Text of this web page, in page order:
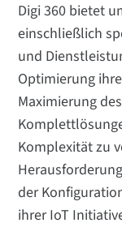
Digi 360 bietet
einschließlich
und
Optimierung
Maximierung
Komplexität zu
der
ihrer IoT